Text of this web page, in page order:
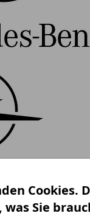
Cookies.
Sie